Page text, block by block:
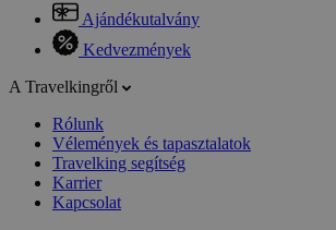
Ajándékutalvány
Kedvezmények
A Travelkingről
Rólunk
Vélemények és tapasztalatok
Travelking segítség
Karrier
Kapcsolat